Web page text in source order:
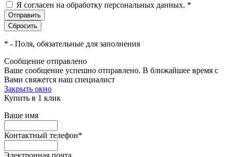
Я согласен на обработку персональных данных. *
* - Поля, обязательные для заполнения
Сообщение отправлено
Ваше сообщение успешно отправлено. В ближайшее время с
Вами свяжется наш специалист
Закрыть окно
Купить в 1 клик
Ваше имя
Контактный телефон*